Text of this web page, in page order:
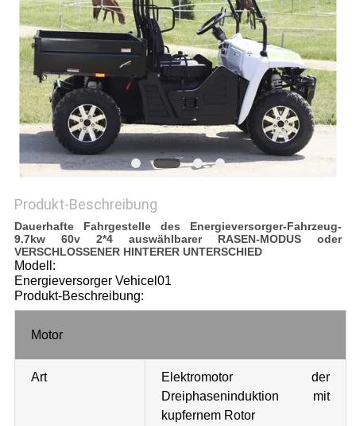
DATENSCHUTZRICHTLINIE
Produkt-Beschreibung
Dauerhafte Fahrgestelle des Energieversorger-Fahrzeug-
9.7kw 60v 2*4 auswählbarer RASEN-MODUS oder
VERSCHLOSSENER HINTERER UNTERSCHIED
Modell:
Energieversorger Vehicel01
Produkt-Beschreibung:
Motor
Art
Elektromotor der
Dreiphaseninduktion mit
kupfernem Rotor